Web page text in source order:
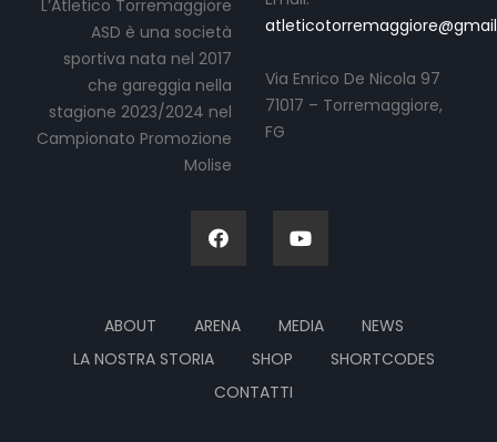
L’Atletico Torremaggiore
ASD è una società
sportiva nata nel 2017
che gareggia nella
stagione 2023/2024 nel
Campionato Promozione
Molise
Via Enrico De Nicola 97
71017 – Torremaggiore,
FG
ABOUT ARENA MEDIA
NEWS
LA NOSTRA STORIA
SHOP
SHORTCODES
CONTATTI